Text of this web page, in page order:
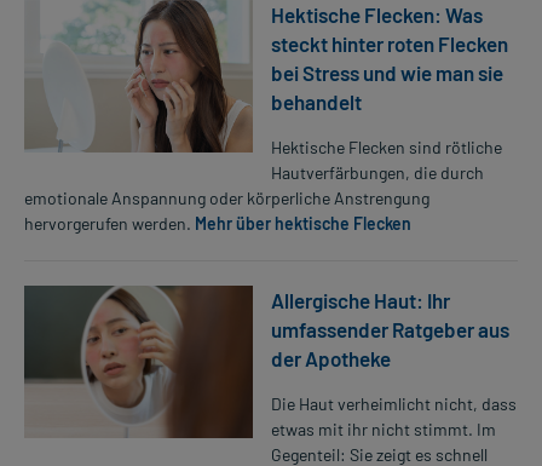
Hektische Flecken: Was
steckt hinter roten Flecken
bei Stress und wie man sie
behandelt
Hektische Flecken sind rötliche
Hautverfärbungen, die durch
emotionale Anspannung oder körperliche Anstrengung
hervorgerufen werden. Mehr über hektische Flecken
Allergische Haut: Ihr
umfassender Ratgeber aus
der Apotheke
Die Haut verheimlicht nicht, dass
etwas mit ihr nicht stimmt. Im
Gegenteil: Sie zeigt es schnell